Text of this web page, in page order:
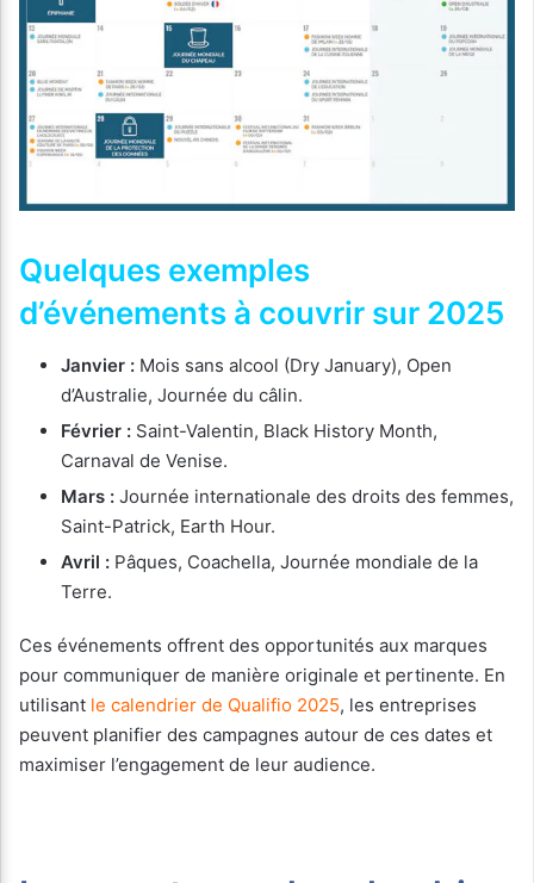
Quelques exemples
d’événements à couvrir sur 2025
Janvier : Mois sans alcool (Dry January), Open
d’Australie, Journée du câlin.
Février : Saint-Valentin, Black History Month,
Carnaval de Venise.
Mars : Journée internationale des droits des femmes,
Saint-Patrick, Earth Hour.
Avril : Pâques, Coachella, Journée mondiale de la
Terre.
Ces événements offrent des opportunités aux marques
pour communiquer de manière originale et pertinente. En
utilisant le calendrier de Qualifio 2025, les entreprises
peuvent planifier des campagnes autour de ces dates et
maximiser l’engagement de leur audience.